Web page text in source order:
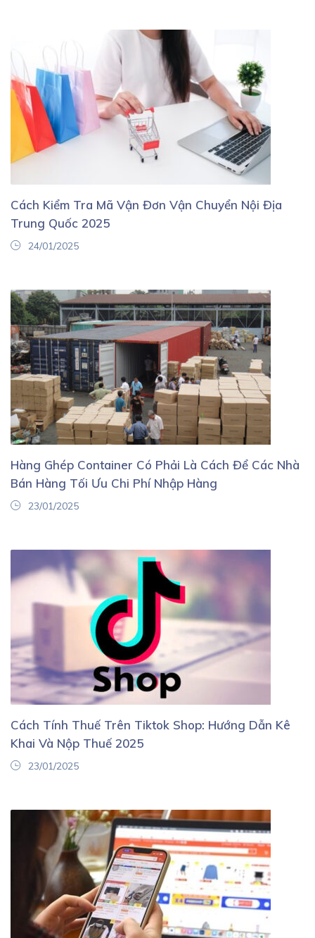
Cách Kiểm Tra Mã Vận Đơn Vận Chuyển Nội Địa
Trung Quốc 2025
24/01/2025
Hàng Ghép Container Có Phải Là Cách Để Các Nhà
Bán Hàng Tối Ưu Chi Phí Nhập Hàng
23/01/2025
Cách Tính Thuế Trên Tiktok Shop: Hướng Dẫn Kê
Khai Và Nộp Thuế 2025
23/01/2025